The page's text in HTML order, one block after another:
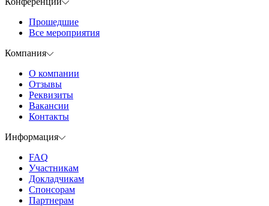
Прошедшие
Все мероприятия
Компания
О компании
Отзывы
Реквизиты
Вакансии
Контакты
Информация
FAQ
Участникам
Докладчикам
Спонсорам
Партнерам